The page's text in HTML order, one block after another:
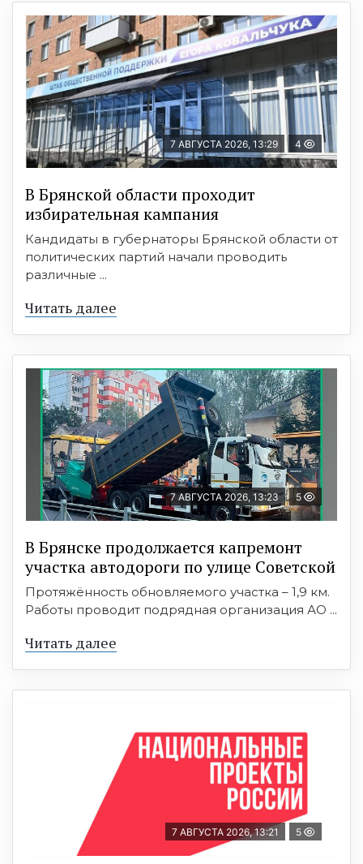
7 АВГУСТА 2026, 13:29 4
В Брянской области проходит
избирательная кампания
Кандидаты в губернаторы Брянской области от
политических партий начали проводить
различные ...
Читать далее
7 АВГУСТА 2026, 13:23 5
В Брянске продолжается капремонт
участка автодороги по улице Советской
Протяжённость обновляемого участка – 1,9 км.
Работы проводит подрядная организация АО ...
Читать далее
7 АВГУСТА 2026, 13:21 5